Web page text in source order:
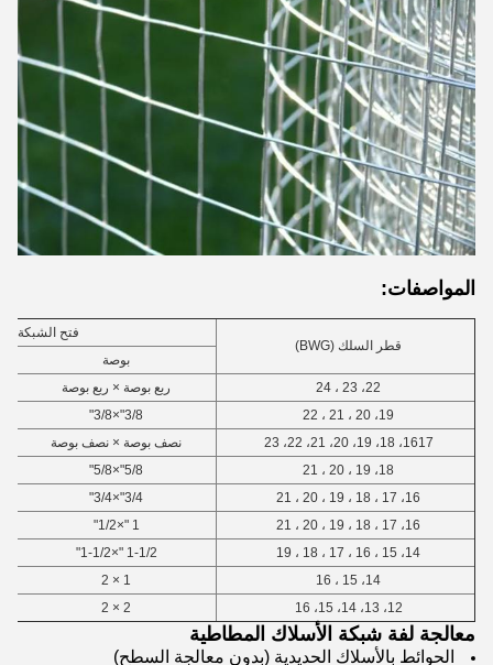
المواصفات:
قطر السلك (BWG)
فتح الشبكة
بوصة
22، 23 ، 24
ربع بوصة × ربع بوصة
19، 20 ، 21 ، 22
3/8"×3/8"
1617، 18، 19، 20، 21، 22، 23
نصف بوصة × نصف بوصة
18، 19 ، 20 ، 21
5/8"×5/8"
16، 17 ، 18 ، 19 ، 20 ، 21
3/4"×3/4"
16، 17 ، 18 ، 19 ، 20 ، 21
1 "×1/2"
14، 15 ، 16 ، 17 ، 18 ، 19
1-1/2 "×1-1/2"
14، 15 ، 16
1 × 2
12، 13، 14، 15، 16
2 × 2
معالجة لفة شبكة الأسلاك المطاطية
الحوائط بالأسلاك الحديدية (بدون معالجة السطح)